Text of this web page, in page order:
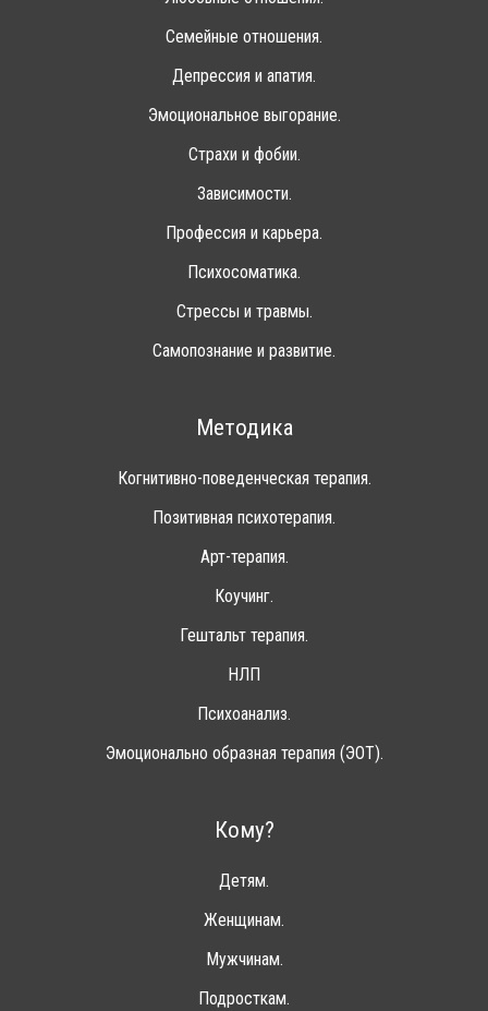
Семейные отношения.
Депрессия и апатия.
Эмоциональное выгорание.
Страхи и фобии.
Зависимости.
Профессия и карьера.
Психосоматика.
Стрессы и травмы.
Самопознание и развитие.
Методика
Когнитивно-поведенческая терапия.
Позитивная психотерапия.
Арт-терапия.
Коучинг.
Гештальт терапия.
НЛП
Психоанализ.
Эмоционально образная терапия (ЭОТ).
Кому?
Детям.
Женщинам.
Мужчинам.
Подросткам.